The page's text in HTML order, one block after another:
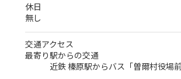
休日
無し
交通アクセス
最寄り駅からの交通
近鉄 榛原駅からバス「曽爾村役場前